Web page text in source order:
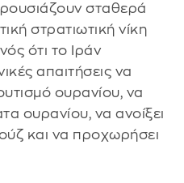
σταθερά
στρατιωτική νίκη
ότι το Ιράν
απαιτήσεις να
ουρανίου, να
ουρανίου, να ανοίξει
και να προχωρήσει